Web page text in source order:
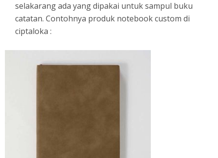
selakarang ada yang dipakai untuk sampul buku
catatan. Contohnya produk notebook custom di
ciptaloka :